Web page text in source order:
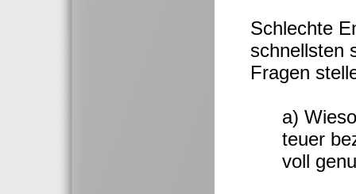
Schlechte
schnellsten
Fragen
a)
teuer
voll